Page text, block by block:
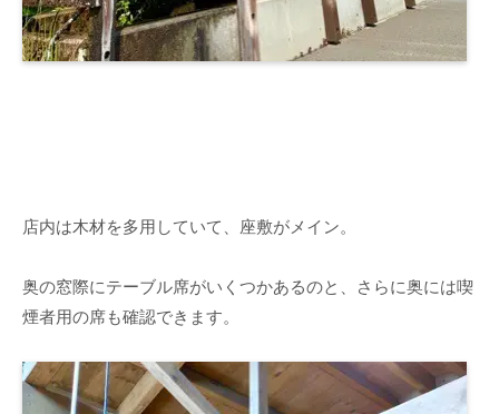
店内は木材を多用していて、座敷がメイン。
奥の窓際にテーブル席がいくつかあるのと、さらに奥には喫
煙者用の席も確認できます。